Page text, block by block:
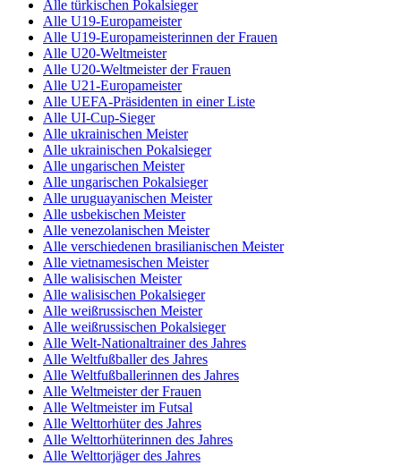
Alle türkischen Pokalsieger
Alle U19-Europameister
Alle U19-Europameisterinnen der Frauen
Alle U20-Weltmeister
Alle U20-Weltmeister der Frauen
Alle U21-Europameister
Alle UEFA-Präsidenten in einer Liste
Alle UI-Cup-Sieger
Alle ukrainischen Meister
Alle ukrainischen Pokalsieger
Alle ungarischen Meister
Alle ungarischen Pokalsieger
Alle uruguayanischen Meister
Alle usbekischen Meister
Alle venezolanischen Meister
Alle verschiedenen brasilianischen Meister
Alle vietnamesischen Meister
Alle walisischen Meister
Alle walisischen Pokalsieger
Alle weißrussischen Meister
Alle weißrussischen Pokalsieger
Alle Welt-Nationaltrainer des Jahres
Alle Weltfußballer des Jahres
Alle Weltfußballerinnen des Jahres
Alle Weltmeister der Frauen
Alle Weltmeister im Futsal
Alle Welttorhüter des Jahres
Alle Welttorhüterinnen des Jahres
Alle Welttorjäger des Jahres